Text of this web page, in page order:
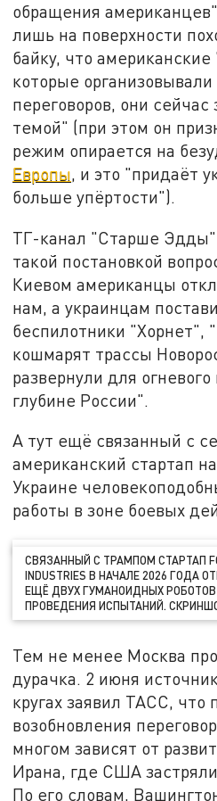
обращения
лишь на поверхности
байку, что
которые
переговоров, они сейчас
темой" (при этом он
режим опирается на
Европы, и это "придаёт
больше упёртости").
ТГ-канал "Старше Эдды"
такой постановкой
Киевом американцы
нам, а украинцам
беспилотники "Хорнет",
кошмарят трассы
развернули для
глубине России".
А тут ещё связанный с
американский стартап
Украине
работы в зоне боевых
СВЯЗАННЫЙ С ТРАМПОМ СТАРТАП
INDUSTRIES В НАЧАЛЕ 2026 ГОДА
ЕЩЁ ДВУХ ГУМАНОИДНЫХ РОБОТОВ
ПРОВЕДЕНИЯ ИСПЫТАНИЙ.
Тем не менее Москва
дурачка. 2 июня
кругах заявил ТАСС, что
возобновления
многом зависят от
Ирана, где США
По его словам,